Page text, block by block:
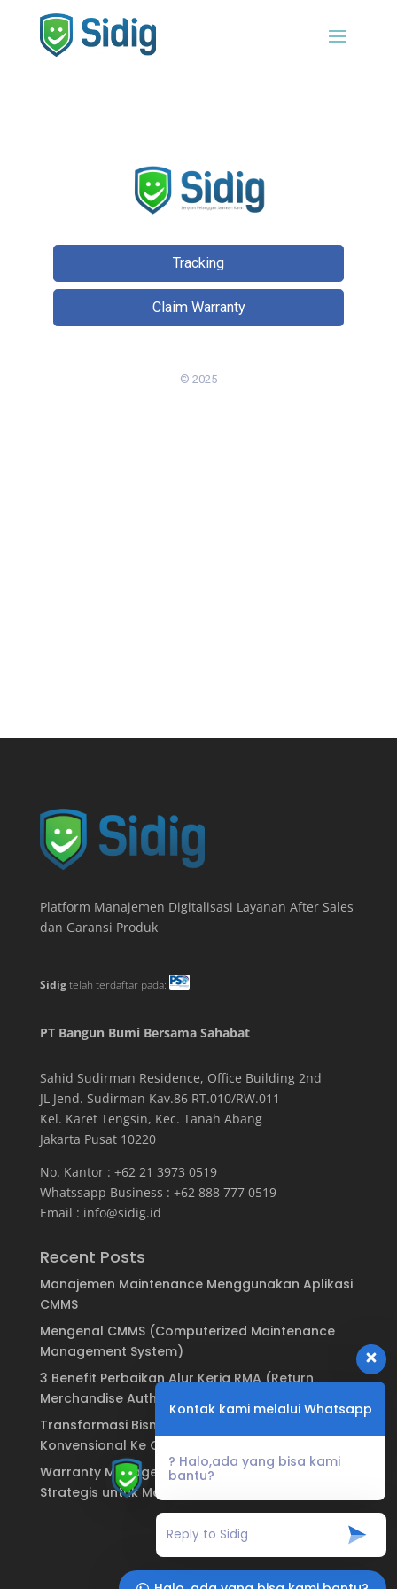
Platform Manajemen Digitalisasi Layanan After Sales
dan Garansi Produk
Sidigtelah terdaftar pada:
PT Bangun Bumi Bersama Sahabat
Sahid Sudirman Residence, Office Building 2nd
JL Jend. Sudirman Kav.86 RT.010/RW.011
Kel. Karet Tengsin, Kec. Tanah Abang
Jakarta Pusat 10220
No. Kantor : +62 21 3973 0519
Whatssapp Business : +62 888 777 0519
Email : info@sidig.id
Recent Posts
Manajemen Maintenance Menggunakan Aplikasi
CMMS
Mengenal CMMS (Computerized Maintenance
Management System)
3 Benefit Perbaikan Alur Kerja RMA (Return
Merchandise Authorization)
Transformasi Bisnis: Dari Sistem Garansi
Konvensional Ke Garansi Digital
Warranty Management System: Keuntungan
Strategis untuk Manufaktur & Brand
Kontak kami melalui Whatsapp
? Halo,ada yang bisa kami
bantu?